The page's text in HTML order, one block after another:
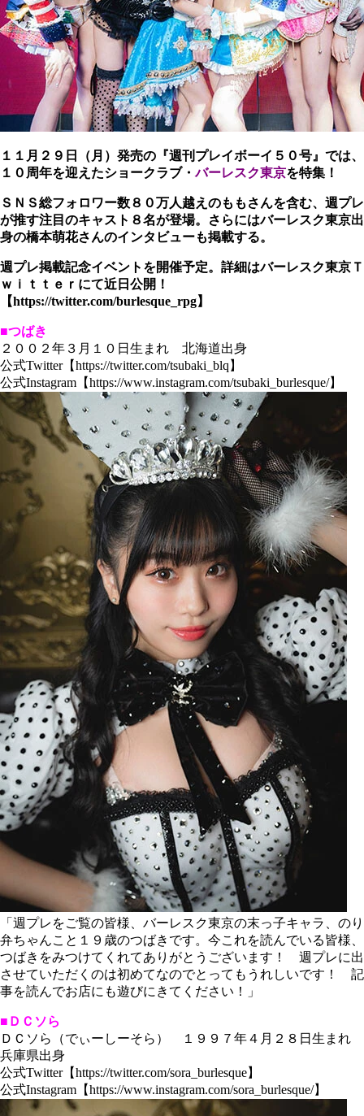
１１月２９日（月）発売の『週刊プレイボーイ５０号』では、
１０周年を迎えたショークラブ・バーレスク東京を特集！
ＳＮＳ総フォロワー数８０万人越えのももさんを含む、週プレ
が推す注目のキャスト８名が登場。さらにはバーレスク東京出
身の橋本萌花さんのインタビューも掲載する。
週プレ掲載記念イベントを開催予定。詳細はバーレスク東京Ｔ
ｗｉｔｔｅｒにて近日公開！
【https://twitter.com/burlesque_rpg】
■つばき
２００２年３月１０日生まれ 北海道出身
公式Twitter【https://twitter.com/tsubaki_blq】
公式Instagram【https://www.instagram.com/tsubaki_burlesque/】
「週プレをご覧の皆様、バーレスク東京の末っ子キャラ、のり
弁ちゃんこと１９歳のつばきです。今これを読んでいる皆様、
つばきをみつけてくれてありがとうございます！ 週プレに出
させていただくのは初めてなのでとってもうれしいです！ 記
事を読んでお店にも遊びにきてください！」
■ＤＣソら
ＤＣソら（でぃーしーそら） １９９７年４月２８日生まれ
兵庫県出身
公式Twitter【https://twitter.com/sora_burlesque】
公式Instagram【https://www.instagram.com/sora_burlesque/】